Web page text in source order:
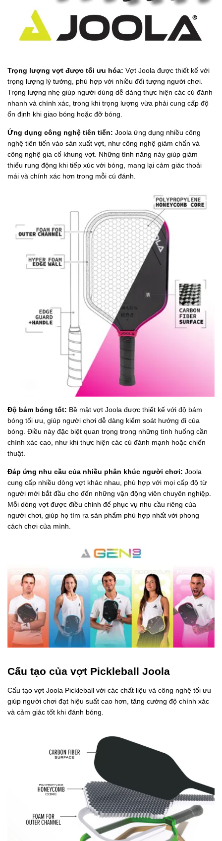
Trọng lượng vợt được tối ưu hóa: Vợt Joola được thiết kế với
trọng lượng lý tưởng, phù hợp với nhiều đối tượng người chơi.
Trọng lượng nhẹ giúp người dùng dễ dàng thực hiện các cú đánh
nhanh và chính xác, trong khi trọng lượng vừa phải cung cấp độ
ổn định khi giao bóng hoặc đỡ bóng.
Ứng dụng công nghệ tiên tiến: Joola ứng dụng nhiều công
nghệ tiên tiến vào sản xuất vợt, như công nghệ giảm chấn và
công nghệ gia cố khung vợt. Những tính năng này giúp giảm
thiểu rung động khi tiếp xúc với bóng, mang lại cảm giác thoải
mái và chính xác hơn trong mỗi cú đánh.
Độ bám bóng tốt: Bề mặt vợt Joola được thiết kế với độ bám
bóng tối ưu, giúp người chơi dễ dàng kiểm soát hướng đi của
bóng. Điều này đặc biệt quan trọng trong những tình huống cần
chính xác cao, như khi thực hiện các cú đánh mạnh hoặc chiến
thuật.
Đáp ứng nhu cầu của nhiều phân khúc người chơi: Joola
cung cấp nhiều dòng vợt khác nhau, phù hợp với mọi cấp độ từ
người mới bắt đầu cho đến những vận động viên chuyên nghiệp.
Mỗi dòng vợt được điều chỉnh để phục vụ nhu cầu riêng của
người chơi, giúp họ tìm ra sản phẩm phù hợp nhất với phong
cách chơi của mình.
Cấu tạo của vợt Pickleball Joola
Cấu tạo vợt Joola Pickleball với các chất liệu và công nghệ tối ưu
giúp người chơi đạt hiệu suất cao hơn, tăng cường độ chính xác
và cảm giác tốt khi đánh bóng.